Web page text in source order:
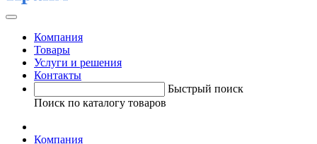
Компания
Товары
Услуги и решения
Контакты
Быстрый поиск
Поиск по каталогу товаров
Компания